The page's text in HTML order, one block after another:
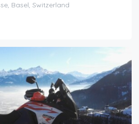
Basel, Switzerland